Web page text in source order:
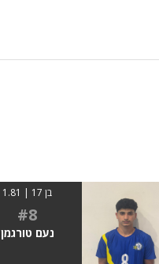
בן 17 | 1.81
#8
נעם טורגמן